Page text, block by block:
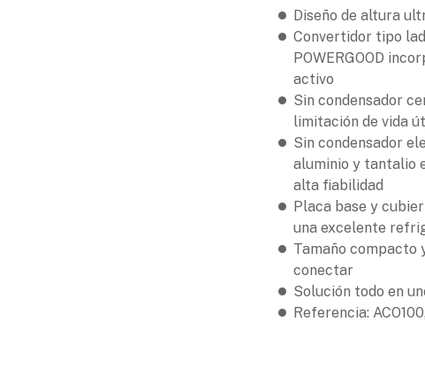
Diseño de altura
Convertidor tipo
POWERGOOD
activo
Sin condensador
limitación de vida
Sin condensador
aluminio y tantalio
alta fiabilidad
Placa base y
una excelente
Tamaño compacto
conectar
Solución todo en
Referencia: